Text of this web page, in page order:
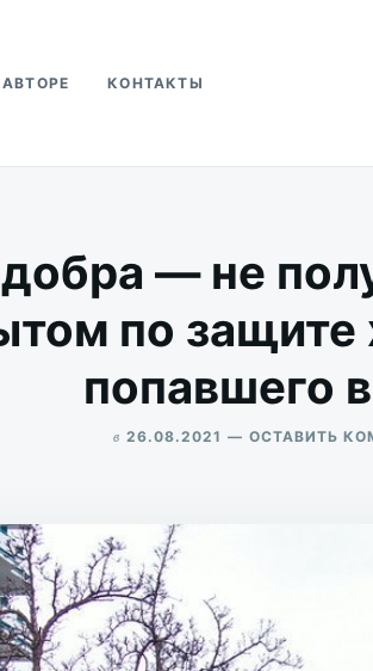
КОНТАКТЫ
— не
по защите
попавшего
в 26.08.2021 ОСТАВИТЬ